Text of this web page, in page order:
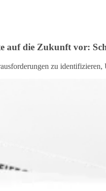
auf die Zukunft vor:
zu